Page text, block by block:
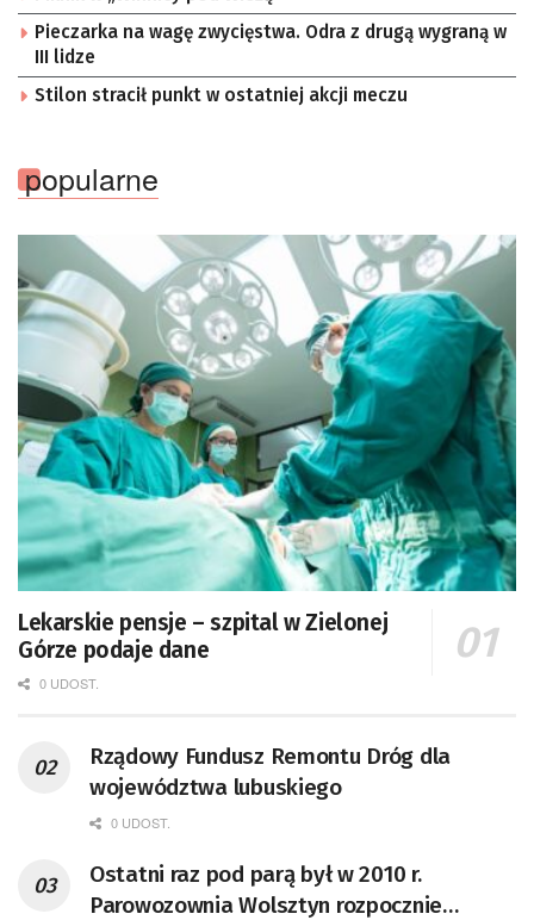
Pieczarka na wagę zwycięstwa. Odra z drugą wygraną w
III lidze
Stilon stracił punkt w ostatniej akcji meczu
popularne
Lekarskie pensje – szpital w Zielonej
Górze podaje dane
0 UDOST.
Rządowy Fundusz Remontu Dróg dla
województwa lubuskiego
0 UDOST.
Ostatni raz pod parą był w 2010 r.
Parowozownia Wolsztyn rozpocznie